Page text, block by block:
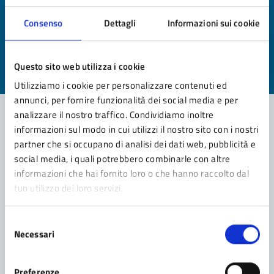
Consenso Dettagli Informazioni sui cookie
Questo sito web utilizza i cookie
Utilizziamo i cookie per personalizzare contenuti ed
annunci, per fornire funzionalità dei social media e per
analizzare il nostro traffico. Condividiamo inoltre
informazioni sul modo in cui utilizzi il nostro sito con i nostri
partner che si occupano di analisi dei dati web, pubblicità e
social media, i quali potrebbero combinarle con altre
informazioni che hai fornito loro o che hanno raccolto dal
tuo utilizzo dei loro servizi.
delNecessari
Quanto sono chiare le informazioni su questa
Contatta il comune
Leggi le domande frequenti
Richiedi assistenza